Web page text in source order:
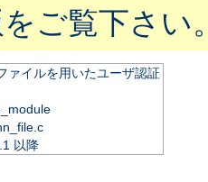
ご覧下さい
ァイルを用いたユーザ認証
以降